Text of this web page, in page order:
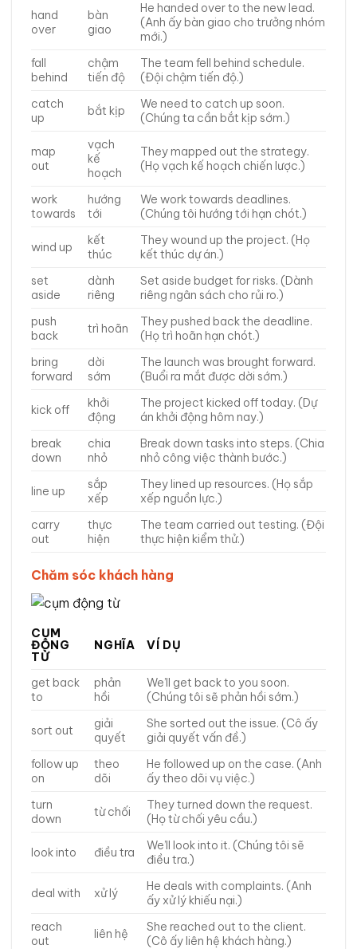
hand
over
bàn
giao
He handed over to the new lead.
(Anh ấy bàn giao cho trưởng nhóm
mới.)
fall
behind
chậm
tiến độ
The team fell behind schedule.
(Đội chậm tiến độ.)
catch
up
bắt kịp
We need to catch up soon.
(Chúng ta cần bắt kịp sớm.)
map
out
vạch
kế
hoạch
They mapped out the strategy.
(Họ vạch kế hoạch chiến lược.)
work
towards
hướng
tới
We work towards deadlines.
(Chúng tôi hướng tới hạn chót.)
wind up
kết
thúc
They wound up the project. (Họ
kết thúc dự án.)
set
aside
dành
riêng
Set aside budget for risks. (Dành
riêng ngân sách cho rủi ro.)
push
back
trì hoãn
They pushed back the deadline.
(Họ trì hoãn hạn chót.)
bring
forward
dời
sớm
The launch was brought forward.
(Buổi ra mắt được dời sớm.)
kick off
khởi
động
The project kicked off today. (Dự
án khởi động hôm nay.)
break
down
chia
nhỏ
Break down tasks into steps. (Chia
nhỏ công việc thành bước.)
line up
sắp
xếp
They lined up resources. (Họ sắp
xếp nguồn lực.)
carry
out
thực
hiện
The team carried out testing. (Đội
thực hiện kiểm thử.)
Chăm sóc khách hàng
CỤM
ĐỘNG
TỪ
NGHĨA VÍ DỤ
get back
to
phản
hồi
We’ll get back to you soon.
(Chúng tôi sẽ phản hồi sớm.)
sort out
giải
quyết
She sorted out the issue. (Cô ấy
giải quyết vấn đề.)
follow up
on
theo
dõi
He followed up on the case. (Anh
ấy theo dõi vụ việc.)
turn
down
từ chối
They turned down the request.
(Họ từ chối yêu cầu.)
look into điều tra
We’ll look into it. (Chúng tôi sẽ
điều tra.)
deal with xử lý
He deals with complaints. (Anh
ấy xử lý khiếu nại.)
reach
out
liên hệ
She reached out to the client.
(Cô ấy liên hệ khách hàng.)